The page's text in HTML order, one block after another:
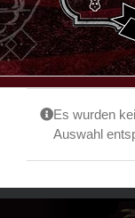
Es wurden
Auswahl